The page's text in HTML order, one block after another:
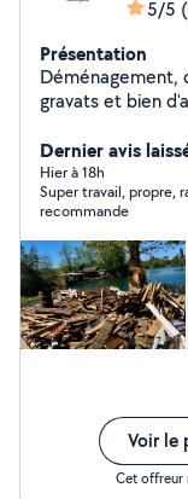
5/5
Présentation
Déménagement,
gravats et bien
Dernier avis
Hier à 18h
Super travail, propre, rapide,
recommande
Voir le
Cet offreur